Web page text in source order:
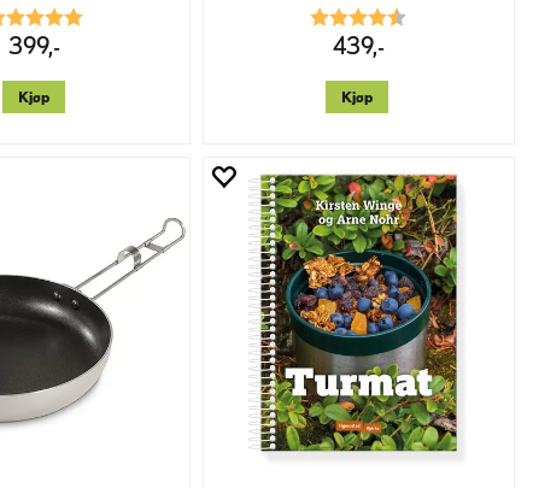
5.0 av 5 mulige
399,-
Kjøp
Karakter:
439,-
Kjøp